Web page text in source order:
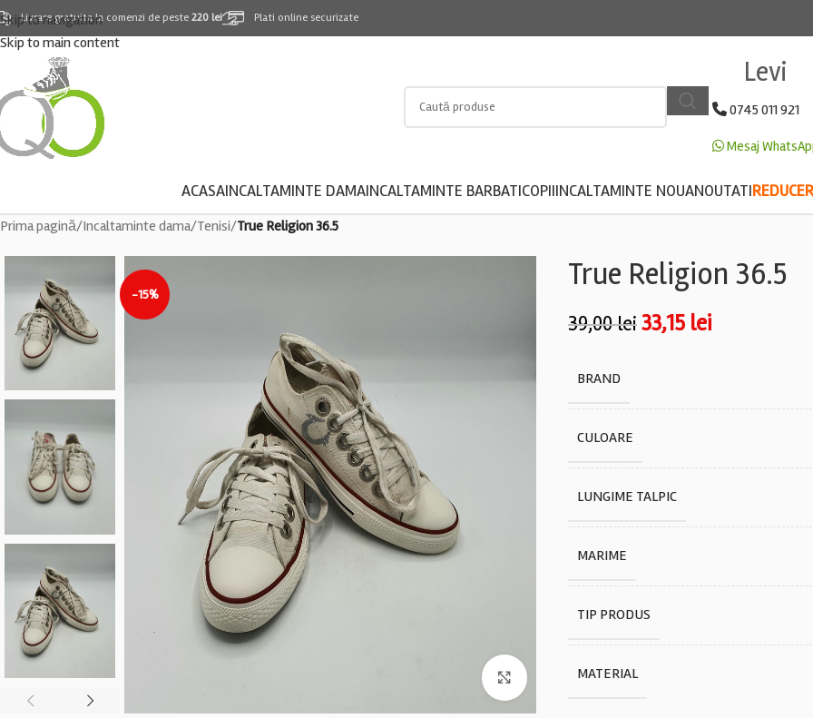
Skip to navigation
Skip to main content
Livrare gratuita la comenzi de peste 220 lei Plati online securizate
Levi
0745 011 921
Mesaj
ACASAINCALTAMINTE DAMAINCALTAMINTE BARBATICOPIIINCALTAMINTE NOUANOUTATI
Prima pagină/Incaltaminte dama/Tenisi/True Religion 36.5
-15%
Faceți click pentru a mări
True Religion 36.5
39,00lei33,15 lei
BRAND
CULOARE
LUNGIME TALPIC
MARIME
TIP PRODUS
MATERIAL